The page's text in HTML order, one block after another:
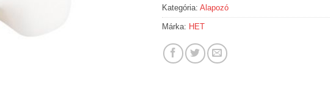
Kategória: Alapozó
Márka: HET